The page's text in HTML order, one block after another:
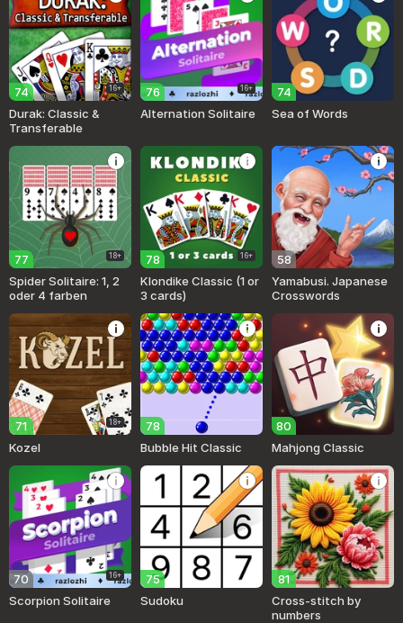
74 16+
Durak: Classic &
Transferable
76 16+
Alternation Solitaire
74
Sea of Words
77 18+
Spider Solitaire: 1, 2
oder 4 farben
78 16+
Klondike Classic (1 or
3 cards)
58
Yamabusi. Japanese
Crosswords
71 18+
Kozel
78
Bubble Hit Classic
80
Mahjong Classic
70 16+
Scorpion Solitaire
75
Sudoku
81
Cross-stitch by
numbers